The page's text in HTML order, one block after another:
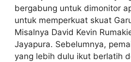
bergabung untuk dimonitor
untuk memperkuat skuat
Misalnya David Kevin
Jayapura. Sebelumnya,
yang lebih dulu ikut berlatih